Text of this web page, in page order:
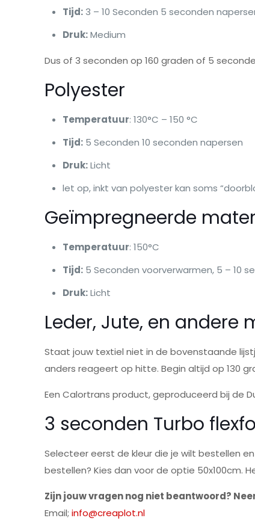
Tijd: 3 – 10 Seconden 5 seconden
Druk:Medium
Dus of 3 seconden op 160 graden of 5
Polyester
Temperatuur: 130°C – 150 °C
Tijd: 5 Seconden 10 seconden napersen
Druk:Licht
let op, inkt van polyester kan soms
Geïmpregneerde
Temperatuur: 150°C
Tijd: 5 Seconden voorverwarmen, 5 – 10
Druk:Licht
Leder, Jute, en andere
Staat jouw textiel niet in de bovenstaande
anders reageert op hitte. Begin altijd op 130
Een Calortrans product, geproduceerd bij de
3 seconden Turbo
Selecteer eerst de kleur die je wilt bestellen
bestellen? Kies dan voor de optie 50x100cm.
Zijn jouw vragen nog niet beantwoord?
Email;info@creaplot.nl